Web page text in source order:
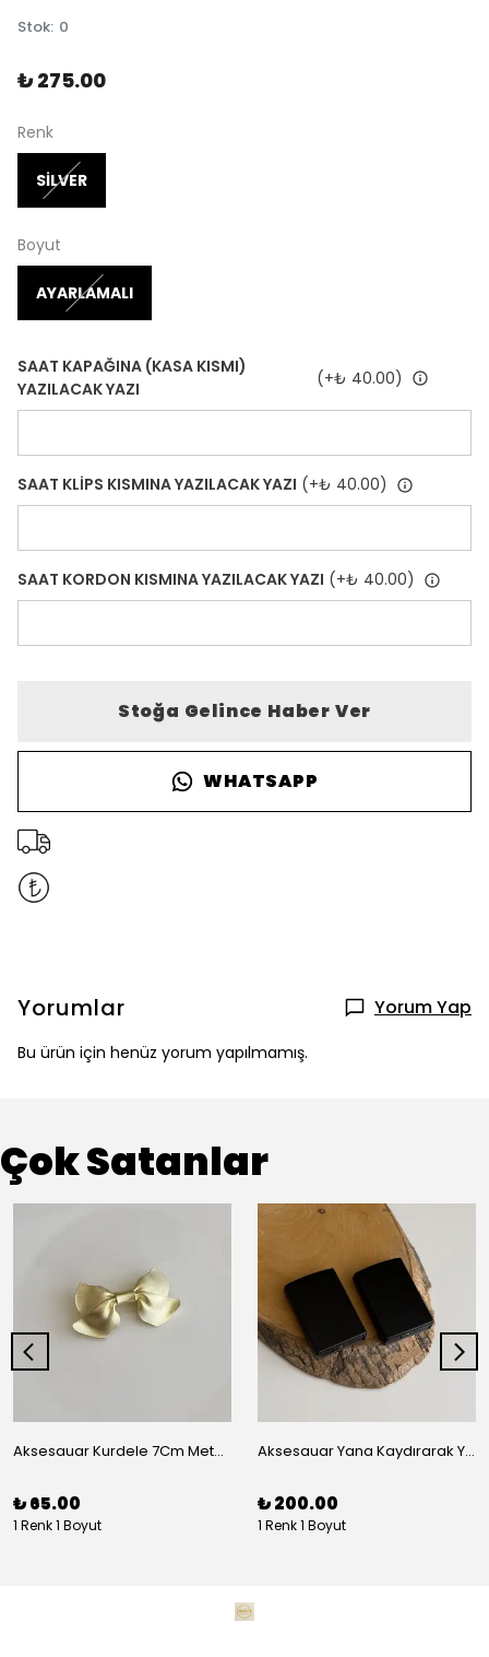
Stok: 0
₺ 275.00
Renk
SİLVER
Boyut
AYARLAMALI
SAAT KAPAĞINA (KASA KISMI)
YAZILACAK YAZI
(+₺ 40.00)
SAAT KLİPS KISMINA YAZILACAK YAZI (+₺ 40.00)
SAAT KORDON KISMINA YAZILACAK YAZI (+₺ 40.00)
Stoğa Gelince Haber Ver
WHATSAPP
Yorumlar Yorum Yap
Bu ürün için henüz yorum yapılmamış.
Çok Satanlar
Aksesauar Kurdele 7Cm Metal Pens Toka
₺ 65.00
1 Renk 1 Boyut
Aksesauar Yana Kaydırarak Yanmalı Kum Siyah Çakmak
₺ 200.00
1 Renk 1 Boyut